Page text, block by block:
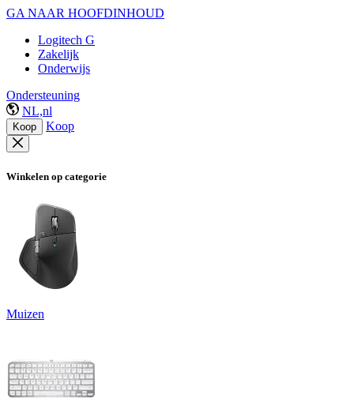
GA NAAR HOOFDINHOUD
Logitech G
Zakelijk
Onderwijs
Ondersteuning
NL,nl
Koop Koop
Winkelen op categorie
Muizen